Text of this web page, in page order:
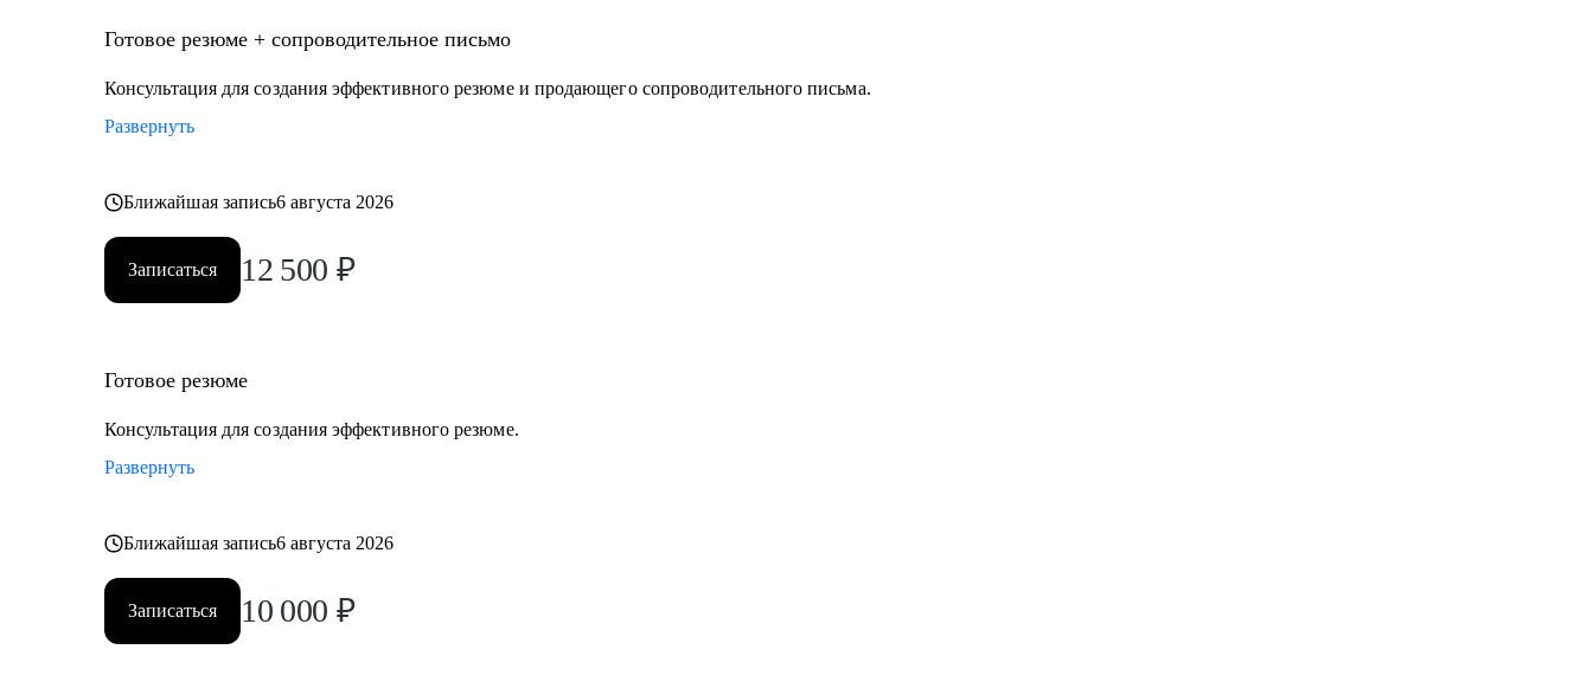
Руководителям и экспертам из отраслей и функциональных направлений:
• Нефтегаз и энергетика
• Строительство и девелопмент
• Логистика, закупки, управление цепями поставок
• Управление персоналом
• Юриспруденция и правовое сопровождение бизнеса
решение.
Готовое резюме + сопроводительное письмо
Консультация для создания эффективного резюме и продающего сопроводительного письма.
Развернуть
Ближайшая запись6 августа 2026
Записаться 12 500 ₽
Готовое резюме
Консультация для создания эффективного резюме.
Развернуть
Ближайшая запись6 августа 2026
Записаться 10 000 ₽